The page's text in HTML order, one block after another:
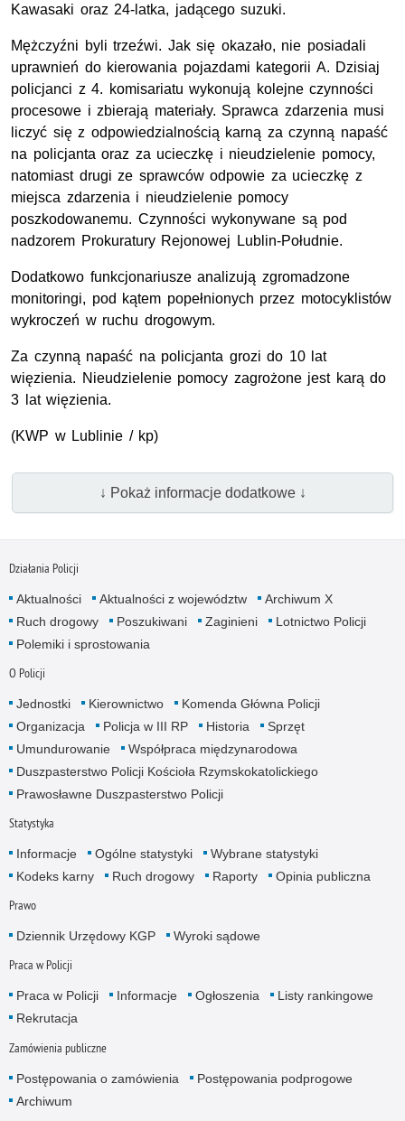
Kawasaki oraz 24-latka, jadącego suzuki.
Mężczyźni byli trzeźwi. Jak się okazało, nie posiadali
uprawnień do kierowania pojazdami kategorii A. Dzisiaj
policjanci z 4. komisariatu wykonują kolejne czynności
procesowe i zbierają materiały. Sprawca zdarzenia musi
liczyć się z odpowiedzialnością karną za czynną napaść
na policjanta oraz za ucieczkę i nieudzielenie pomocy,
natomiast drugi ze sprawców odpowie za ucieczkę z
miejsca zdarzenia i nieudzielenie pomocy
poszkodowanemu. Czynności wykonywane są pod
nadzorem Prokuratury Rejonowej Lublin-Południe.
Dodatkowo funkcjonariusze analizują zgromadzone
monitoringi, pod kątem popełnionych przez motocyklistów
wykroczeń w ruchu drogowym.
Za czynną napaść na policjanta grozi do 10 lat
więzienia. Nieudzielenie pomocy zagrożone jest karą do
3 lat więzienia.
(KWP w Lublinie / kp)
↓ Pokaż informacje dodatkowe ↓
Działania Policji
Aktualności Aktualności z województw
Archiwum X
Ruch drogowy
Poszukiwani Zaginieni
Lotnictwo Policji
Polemiki i sprostowania
O Policji
Jednostki Kierownictwo
Komenda Główna Policji
Organizacja
Policja w III RP Historia
Sprzęt
Umundurowanie
Współpraca międzynarodowa
Duszpasterstwo Policji Kościoła Rzymskokatolickiego
Prawosławne Duszpasterstwo Policji
Statystyka
Informacje Ogólne statystyki
Wybrane statystyki
Kodeks karny
Ruch drogowy Raporty Opinia publiczna
Prawo
Dziennik Urzędowy KGP Wyroki sądowe
Praca w Policji
Praca w Policji Informacje Ogłoszenia
Listy rankingowe
Rekrutacja
Zamówienia publiczne
Postępowania o zamówienia
Postępowania podprogowe
Archiwum